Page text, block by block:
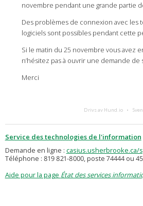
novembre pendant une grande partie
Des problèmes de connexion avec les
logiciels sont possibles pendant cette
Si le matin du 25 novembre vous avez
n’hésitez pas à ouvrir une demande de
Merci
Drivs av Hund.io
Service des technologies de l'information
Demande en ligne : casius.usherbrooke.ca/
Téléphone : 819 821-8000, poste 74444 ou
Aide pour la page État des services